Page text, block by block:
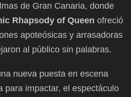
de Gran Canaria, donde
Rhapsody of Queen ofreció
apoteósicas y arrasadoras
al público sin palabras.
nueva puesta en escena
para impactar, el espectáculo